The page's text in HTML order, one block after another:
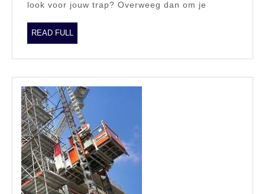
Look
look voor jouw trap? Overweeg dan om je
READ FULL
FULL